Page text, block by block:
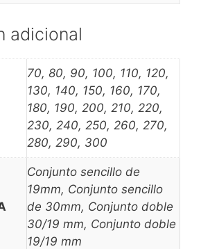
adicional
70, 80, 90, 100, 110, 120,
130, 140, 150, 160, 170,
180, 190, 200, 210, 220,
230, 240, 250, 260, 270,
280, 290, 300
Conjunto sencillo de
19mm, Conjunto sencillo
de 30mm, Conjunto doble
30/19 mm, Conjunto doble
19/19 mm